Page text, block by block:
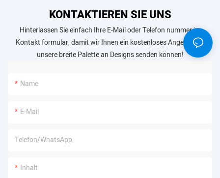
KONTAKTIEREN SIE UNS
Hinterlassen Sie einfach Ihre E-Mail oder Telefon nummer im
Kontakt formular, damit wir Ihnen ein kostenloses Angebot für
unsere breite Palette an Designs senden können!
Name
E-Mail
Telefon/WhatsApp
Inhalt